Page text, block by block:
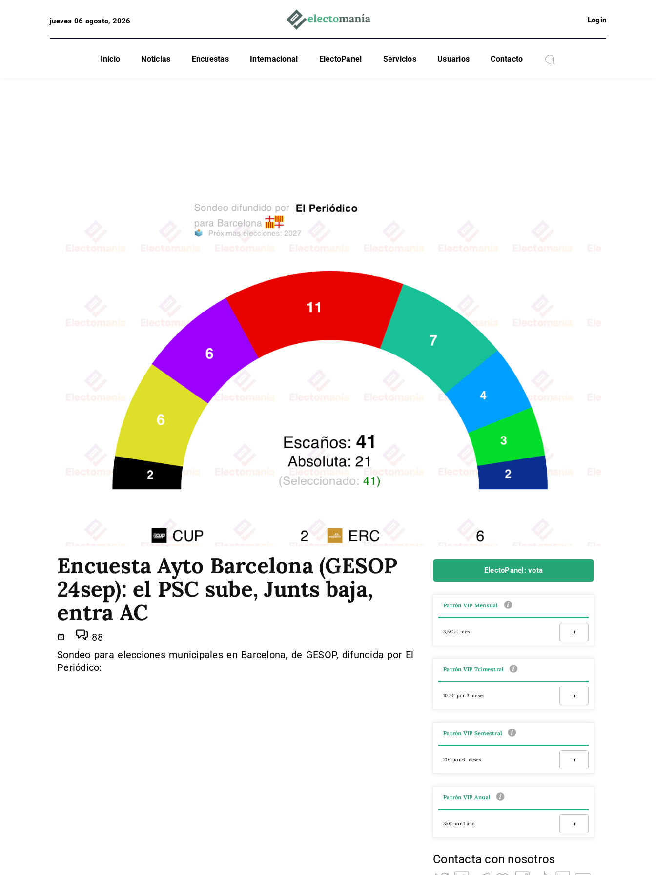
jueves 06 agosto, 2026 Login
Inicio Noticias Encuestas Internacional ElectoPanel Servicios Usuarios Contacto
Encuesta Ayto Barcelona (GESOP
24sep): el PSC sube, Junts baja,
entra AC
88
Sondeo para elecciones municipales en Barcelona, de GESOP, difundida por El
Periódico:
ElectoPanel: vota
Patrón VIP Mensual
3,5€ al mes Ir
Patrón VIP Trimestral
10,5€ por 3 meses Ir
Patrón VIP Semestral
21€ por 6 meses Ir
Patrón VIP Anual
35€ por 1 año Ir
Contacta con nosotros